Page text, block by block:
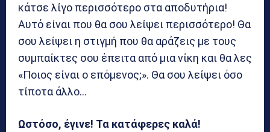
κάτσε λίγο περισσότερο στα αποδυτήρια!
Αυτό είναι που θα σου λείψει περισσότερο! Θα
σου λείψει η στιγμή που θα αράζεις με τους
συμπαίκτες σου έπειτα από μια νίκη και θα λες
«Ποιος είναι ο επόμενος;». Θα σου λείψει όσο
τίποτα άλλο…
Ωστόσο, έγινε! Τα κατάφερες καλά!